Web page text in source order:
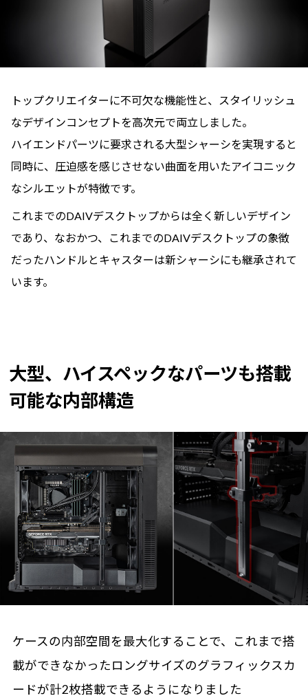
トップクリエイターに不可欠な機能性と、スタイリッシュ
なデザインコンセプトを高次元で両立しました。
ハイエンドパーツに要求される大型シャーシを実現すると
同時に、圧迫感を感じさせない曲面を用いたアイコニック
なシルエットが特徴です。
これまでのDAIVデスクトップからは全く新しいデザイン
であり、なおかつ、これまでのDAIVデスクトップの象徴
だったハンドルとキャスターは新シャーシにも継承されて
います。
大型、ハイスペックなパーツも搭載
可能な内部構造
ケースの内部空間を最大化することで、これまで搭
載ができなかったロングサイズのグラフィックスカ
ードが計2枚搭載できるようになりました